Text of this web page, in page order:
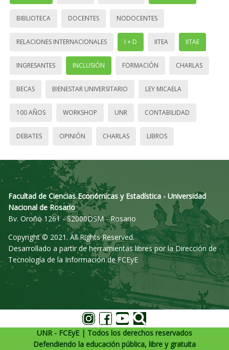
BIBLIOTECA DOCENTES NODOCENTES
RELACIONES INTERNACIONALES I + D IITEA IITAE
INGRESANTES INCLUSIÓN FORMACIÓN CHARLAS
BECAS BIENESTAR UNIVERSITARIO LEY MICAELA
100 AÑOS WORKSHOP UNR CONTABILIDAD
DEBATES OPINIÓN CHARLAS LIBROS
Facultad de Ciencias Económicas y Estadística - Universidad
Nacional de Rosario
Bv. Oroño 1261 - S2000DSM - Rosario
Copyright © 2021. All Rights Reserved.
Desarrollado a partir de herramientas libres por la Dirección de
Tecnología de la Información de FCEyE
UNR - FCEyE | Todos los derechos reservados
Defendiendo la educación pública, libre y gratuita